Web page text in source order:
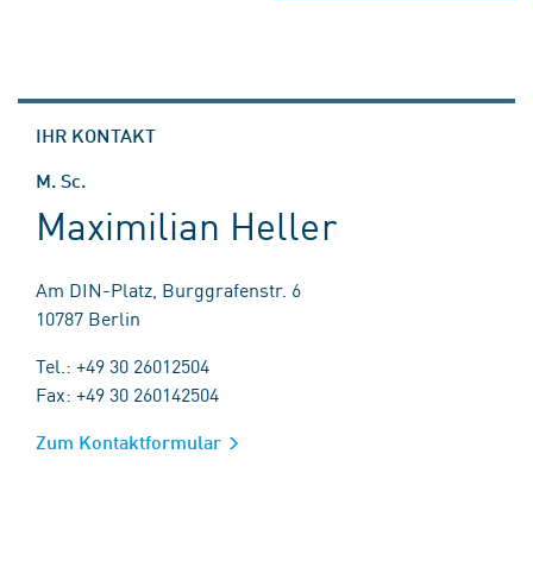
IHR KONTAKT
M. Sc.
Maximilian Heller
Am DIN-Platz, Burggrafenstr. 6
10787 Berlin
Tel.: +49 30 26012504
Fax: +49 30 260142504
Zum Kontaktformular